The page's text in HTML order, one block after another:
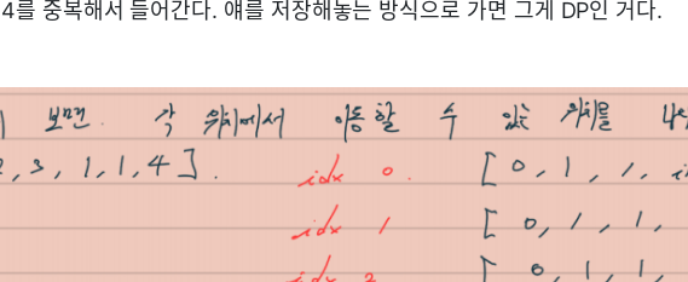
4를 중복해서 들어간다. 얘를 저장해놓는 방식으로 가면 그게 DP인 거다.